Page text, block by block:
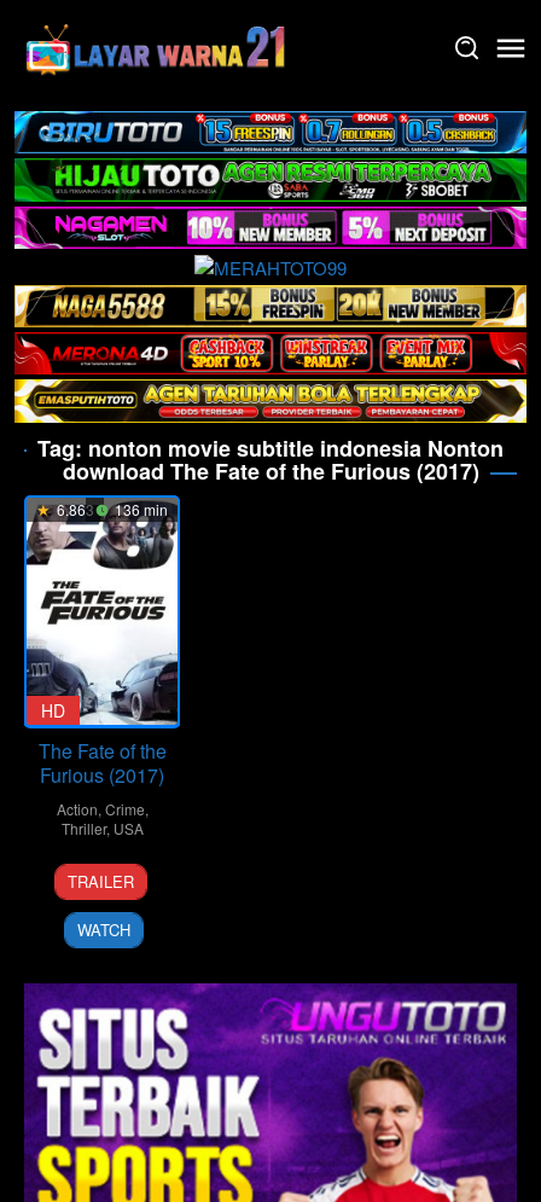
content
Tag: nonton movie subtitle indonesia Nonton
download The Fate of the Furious (2017)
6.863 136 min
HD
The Fate of the
Furious (2017)
Action, Crime,
Thriller, USA
12
Apr
2017
F.
Gary
Gray
TRAILER
WATCH